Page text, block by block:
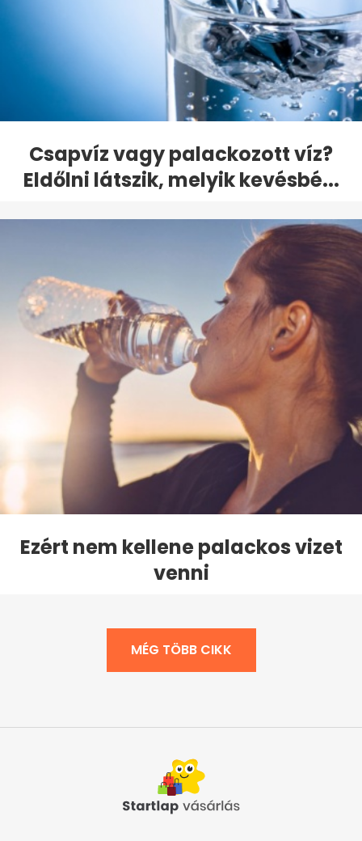
Csapvíz vagy palackozott víz?
Eldőlni látszik, melyik kevésbé...
Ezért nem kellene palackos vizet
venni
MÉG TÖBB CIKK